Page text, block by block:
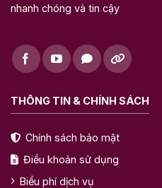
nhanh chóng và tin cậy
THÔNG TIN & CHÍNH SÁCH
Chính sách bảo mật
Điều khoản sử dụng
Biểu phí dịch vụ